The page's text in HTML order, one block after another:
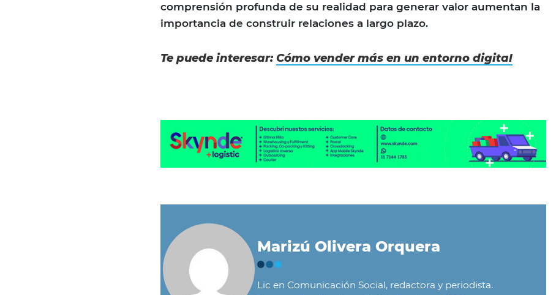
comprensión profunda de su realidad para generar valor aumentan la
importancia de construir relaciones a largo plazo.
Te puede interesar:Cómo vender más en un entorno digital
Marizú Olivera Orquera
Lic en Comunicación Social, redactora y periodista.